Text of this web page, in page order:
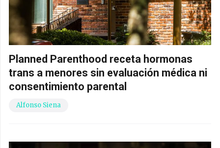
Planned Parenthood receta hormonas
trans a menores sin evaluación médica ni
consentimiento parental
Alfonso Siena